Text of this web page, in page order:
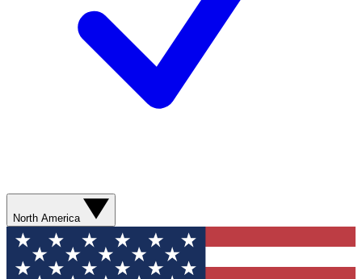
North America